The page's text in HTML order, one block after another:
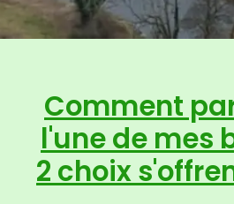
Comment
l'une de mes
2 choix